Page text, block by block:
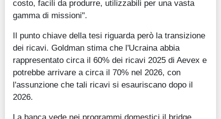
costo, facili da produrre, utilizzabili per una vasta
gamma di missioni".
Il punto chiave della tesi riguarda però la transizione
dei ricavi. Goldman stima che l'Ucraina abbia
rappresentato circa il 60% dei ricavi 2025 di Aevex e
potrebbe arrivare a circa il 70% nel 2026, con
l'assunzione che tali ricavi si esauriscano dopo il
2026.